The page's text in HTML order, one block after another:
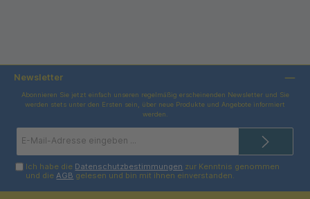
Newsletter
Abonnieren Sie jetzt einfach unseren regelmäßig erscheinenden Newsletter und Sie
werden stets unter den Ersten sein, über neue Produkte und Angebote informiert
werden.
Mail-
Ich habe die Datenschutzbestimmungen zur Kenntnis genommen
und die AGB gelesen und bin mit ihnen einverstanden.